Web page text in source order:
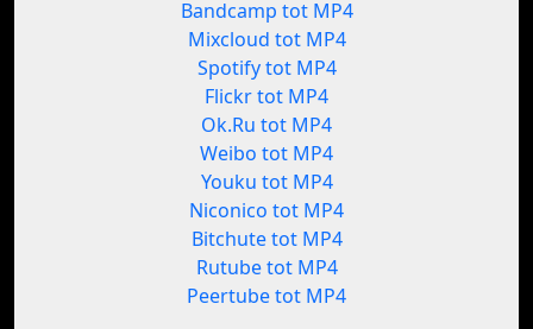
Bandcamp tot MP4
Mixcloud tot MP4
Spotify tot MP4
Flickr tot MP4
Ok.Ru tot MP4
Weibo tot MP4
Youku tot MP4
Niconico tot MP4
Bitchute tot MP4
Rutube tot MP4
Peertube tot MP4